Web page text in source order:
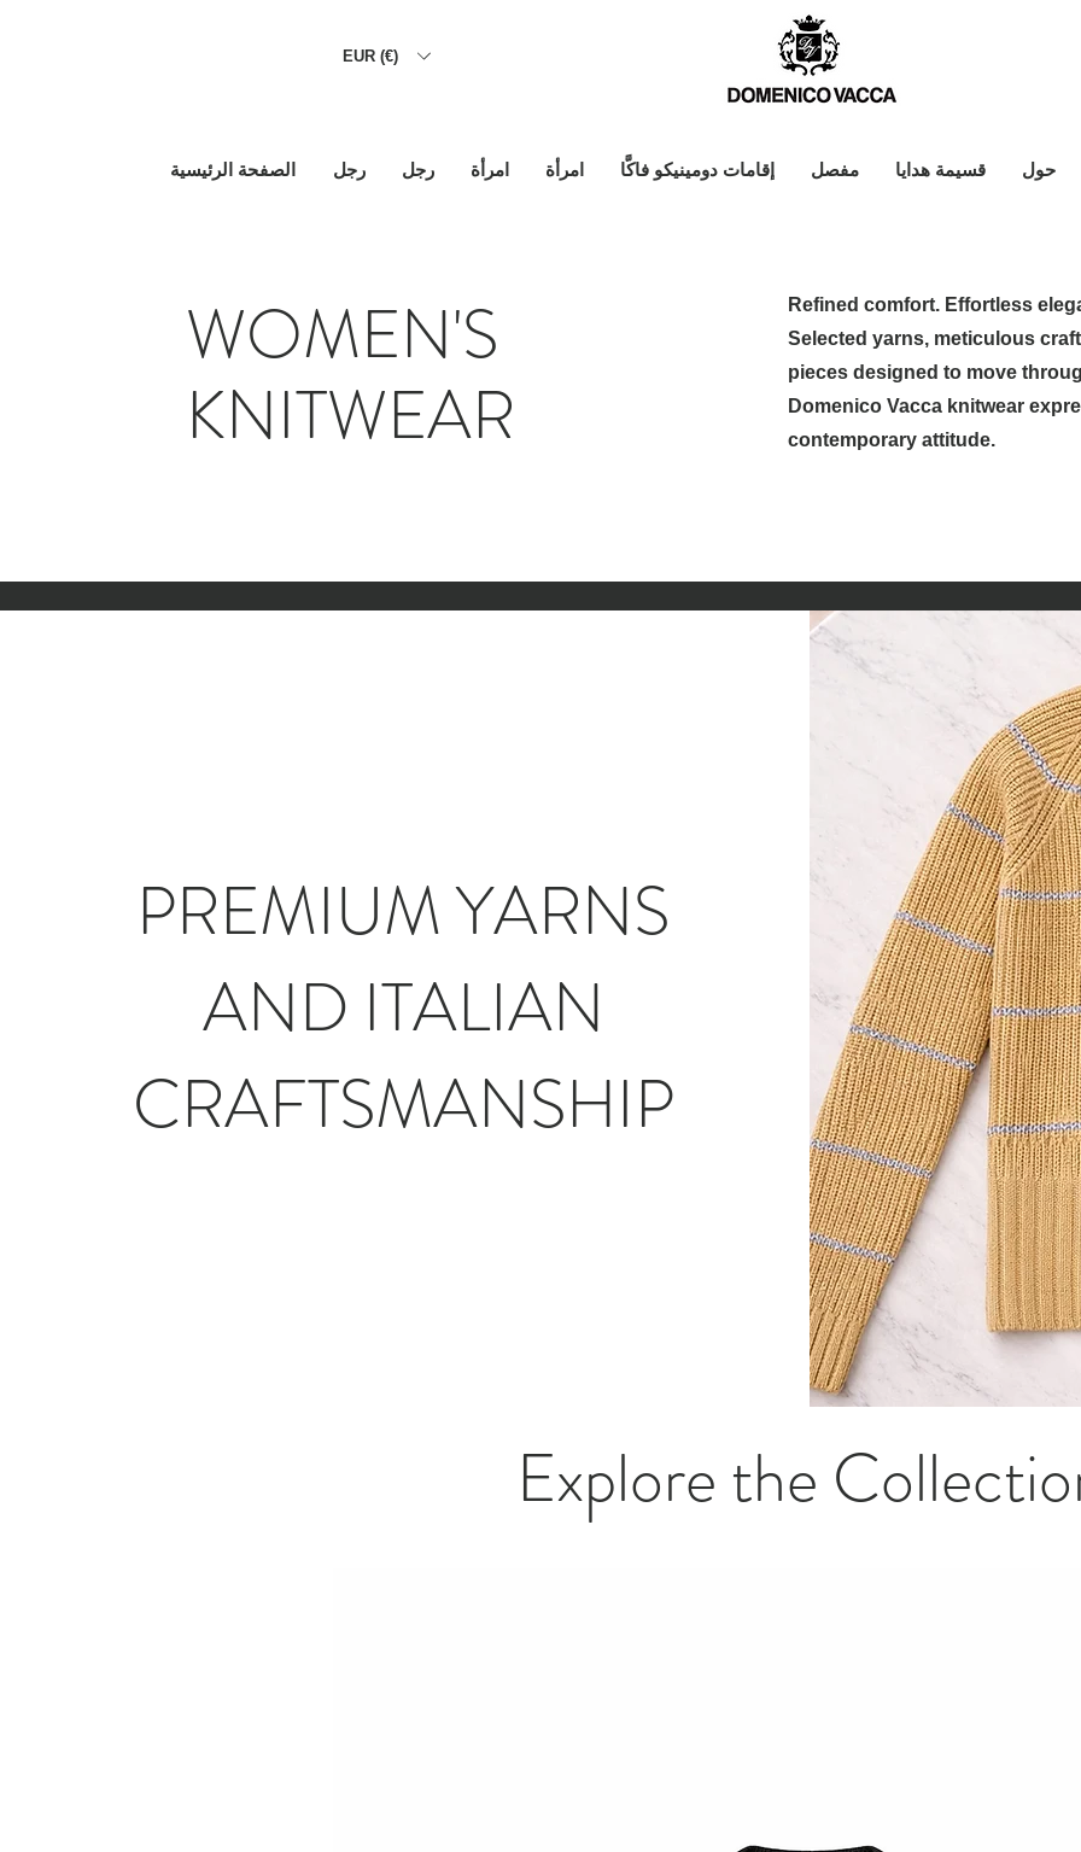
EUR (€)
الصفحة الرئيسية رجل رجل امرأة امرأة إقامات دومينيكو فاكَّا مفصل قسيمة هدايا حول
WOMEN'S
KNITWEAR
Refined comfort. Effortless
Selected yarns, meticulous
pieces designed to move
Domenico Vacca knitwear
contemporary attitude.
PREMIUM YARNS
AND ITALIAN
CRAFTSMANSHIP
Explore the